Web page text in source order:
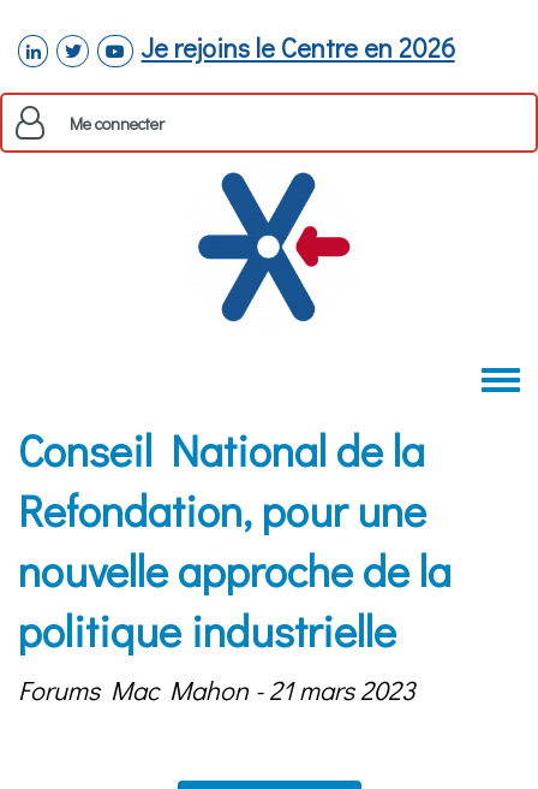
linkedintwitteryoutube
Je rejoins le Centre en 2026
Me connecter
Toggle
Conseil National de la
Refondation, pour une
nouvelle approche de la
politique industrielle
Forums Mac Mahon - 21 mars 2023